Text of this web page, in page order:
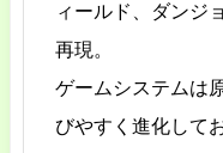
ィールド、ダンジ
再現。
ゲームシステムは
びやすく進化して